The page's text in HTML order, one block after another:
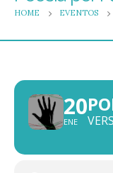
HOME EVENTOS
20
ENE